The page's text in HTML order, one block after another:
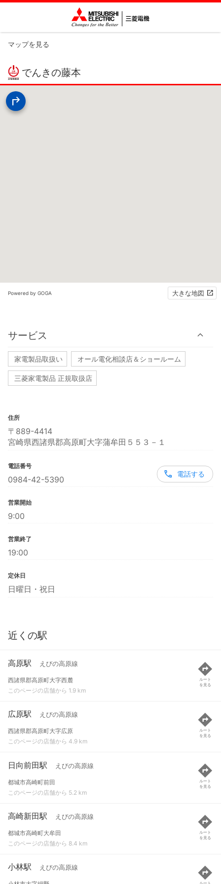
マップを見る
でんきの藤本
Powered by GOGA 大きな地図
サービス
家電製品取扱い オール電化相談店＆ショールーム
三菱家電製品 正規取扱店
住所
〒889-4414
宮崎県西諸県郡高原町大字蒲牟田５５３－１
電話番号
0984-42-5390
電話する
営業開始
9:00
営業終了
19:00
定休日
日曜日・祝日
近くの駅
高原駅 えびの高原線
西諸県郡高原町大字西麓
このページの店舗から 1.9 km
ルート
を見る
広原駅 えびの高原線
西諸県郡高原町大字広原
このページの店舗から 4.9 km
ルート
を見る
日向前田駅 えびの高原線
都城市高崎町前田
このページの店舗から 5.2 km
ルート
を見る
高崎新田駅 えびの高原線
都城市高崎町大牟田
このページの店舗から 8.4 km
ルート
を見る
小林駅 えびの高原線